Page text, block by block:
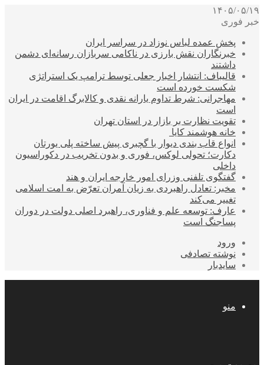
۱۴۰۵/۰۵/۱۹
خبر فوری
پخش عمده لباس نوزاد در سراسر ایران
خبرنگاران نقش بارزی در ناکامی سربازان رسانه‌ای دشمن
داشتند
قالیباف: انتشار اخبار جعلی توسط ترامپ یک استراتژی
شکست خورده است
مهاجرانی: شرط تداوم یارانه نقدی و کالابرگ اقامت در ایران
است
تقویت نظارت بر بازار در استان تهران
خانه هوشمند کایا
انواع قاب بندی دیوار با گچبری پیش ساخته پلی یورتان
دکارت؛ تحولی لوکس، فوری و بدون تخریب در دکوراسیون
داخلی
گفتگوی تلفنی وزرای امور خارجه ایران و هند
مخبر: تعادل راهبردی به زیان آمران تعرّض به امت اسلامی
تغییر می‌کند
عارف: توسعه علم و فناوری، راهبرد اصلی دولت در دوران
پساجنگ است
ورود
نوشته تصادفی
سایدبار
منو